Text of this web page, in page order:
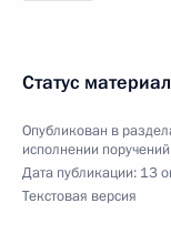
Статус
Опубликован в
исполнении
Дата публикации: 13
Текстовая версия